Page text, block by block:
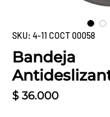
SKU: 4-11 COCT 00058
Bandeja
$ 36.000Precio